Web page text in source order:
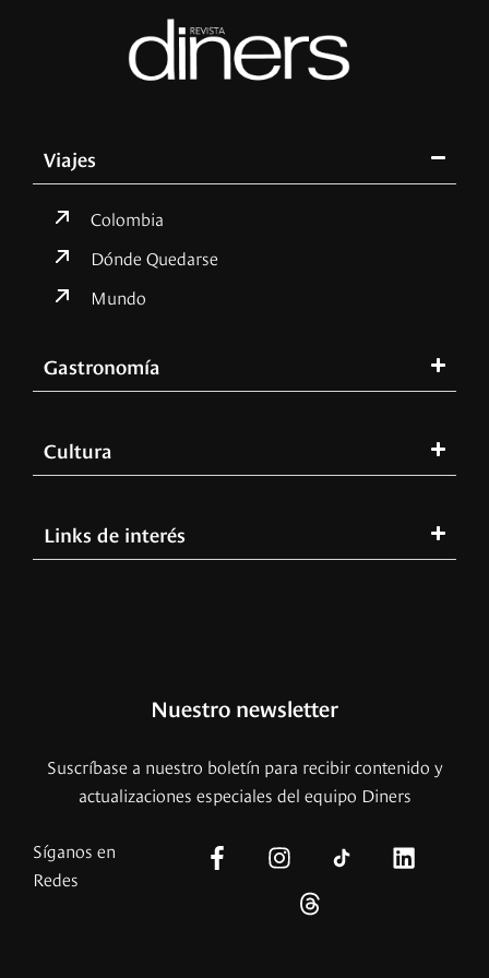
Viajes
Colombia
Dónde Quedarse
Mundo
Gastronomía
Cultura
Links de interés
Nuestro newsletter
Suscríbase a nuestro boletín para recibir contenido y
actualizaciones especiales del equipo Diners
Síganos en
Redes